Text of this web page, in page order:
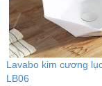
Lavabo kim cương
LB06